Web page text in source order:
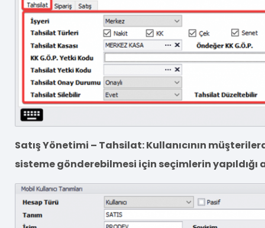
Satış Yönetimi – Tahsilat: Kullanıcının
sisteme gönderebilmesi için seçimlerin yapıldığı